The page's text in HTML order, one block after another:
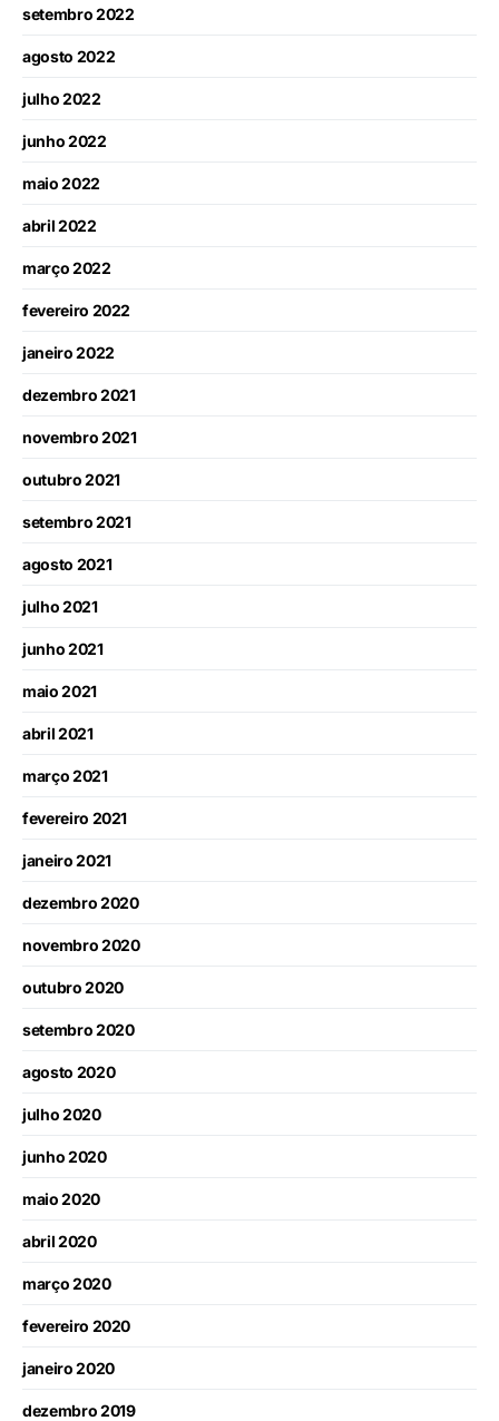
setembro 2022
agosto 2022
julho 2022
junho 2022
maio 2022
abril 2022
março 2022
fevereiro 2022
janeiro 2022
dezembro 2021
novembro 2021
outubro 2021
setembro 2021
agosto 2021
julho 2021
junho 2021
maio 2021
abril 2021
março 2021
fevereiro 2021
janeiro 2021
dezembro 2020
novembro 2020
outubro 2020
setembro 2020
agosto 2020
julho 2020
junho 2020
maio 2020
abril 2020
março 2020
fevereiro 2020
janeiro 2020
dezembro 2019